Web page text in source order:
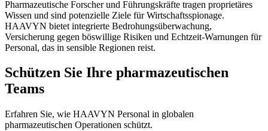
Pharmazeutische Forscher und Führungskräfte tragen proprietäres
Wissen und sind potenzielle Ziele für Wirtschaftsspionage.
HAAVYN bietet integrierte Bedrohungsüberwachung,
Versicherung gegen böswillige Risiken und Echtzeit-Warnungen für
Personal, das in sensible Regionen reist.
Schützen Sie Ihre pharmazeutischen
Teams
Erfahren Sie, wie HAAVYN Personal in globalen
pharmazeutischen Operationen schützt.